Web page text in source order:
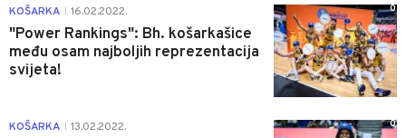
KOŠARKA 16.02.2022.
"Power Rankings": Bh. košarkašice
među osam najboljih reprezentacija
svijeta!
0
KOŠARKA 13.02.2022. 0